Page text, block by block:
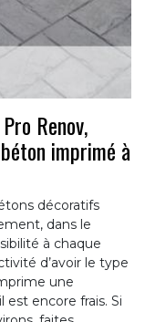
Renov,
imprimé à
décoratifs
dans le
à chaque
d’avoir le type
une
est encore frais. Si